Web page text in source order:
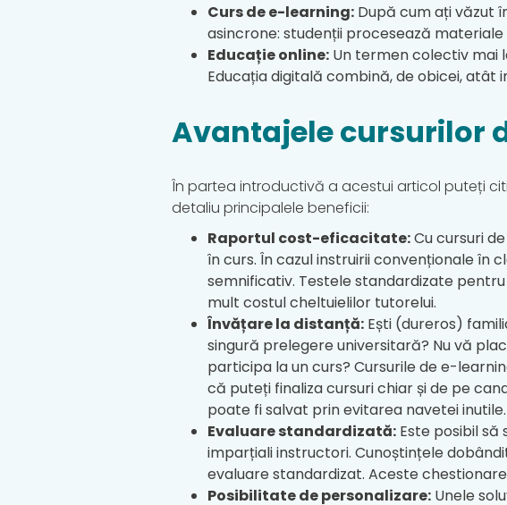
Curs de e-learning: După cum ați văzut
asincrone: studenții procesează
Educație online: Un termen colectiv mai
Educația digitală combină, de obicei,
Avantajele cursurilor
În partea introductivă a acestui articol puteți
detaliu principalele beneficii:
Raportul cost-eficacitate:Cu cursuri
în curs. În cazul instruirii convenționale în
semnificativ. Testele standardizate
mult costul cheltuielilor tutorelui.
Învățare la distanță: Ești (dureros)
singură prelegere universitară? Nu vă
participa la un curs? Cursurile de e-
că puteți finaliza cursuri chiar și de pe
poate fi salvat prin evitarea navetei inutile.
Evaluare standardizată: Este posibil
imparțiali instructori. Cunoștințele
evaluare standardizat. Aceste
Posibilitate de personalizare: Unele